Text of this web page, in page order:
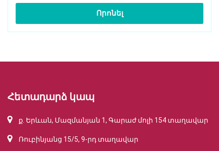
Որոնել
Հետադարձ կապ
ք. Երևան, Մազմանյան 1, Գարաժ մոլի 154 տաղավար
Ռուբինյանց 15/5, 9-րդ տաղավար